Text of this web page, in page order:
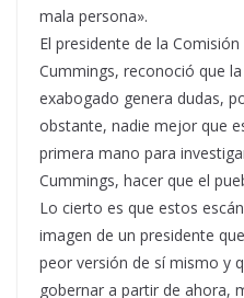
mala persona».
El presidente de la
Cummings, reconoció que
exabogado genera dudas,
obstante, nadie mejor que
primera mano para
Cummings, hacer que el
Lo cierto es que estos
imagen de un presidente
peor versión de sí mismo y
gobernar a partir de ahora,